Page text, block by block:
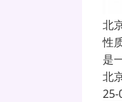
北
性
是
北
25-